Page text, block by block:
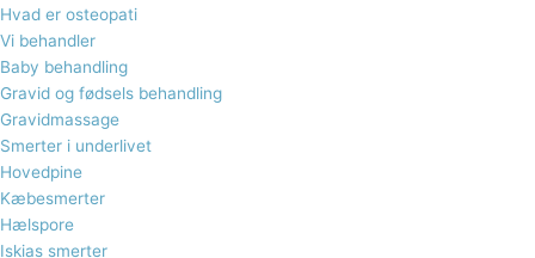
Hvad er osteopati
Vi behandler
Baby behandling
Gravid og fødsels behandling​
Gravidmassage
Smerter i underlivet
Hovedpine
Kæbesmerter
Hælspore​
Iskias smerter